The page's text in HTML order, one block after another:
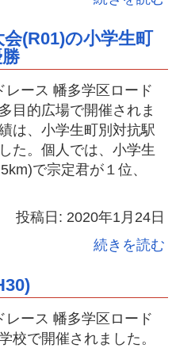
(R01)の小学生町
レース 幡多学区ロード
目的広場で開催されま
は、小学生町別対抗駅
た。個人では、小学生
で宗定君が１位、
投稿日: 2020年1月24日
続きを読む
レース 幡多学区ロード
校で開催されました。